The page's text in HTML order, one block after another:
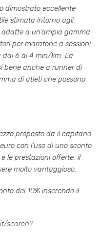
dimostrato eccellente
stimata intorno agli
a un’ampia gamma
per maratone a sessioni
dai 6 ai 4 min/km. La
bene anche a runner di
di atleti che possono
proposto da il capitano
con l’uso di uno sconto
le prestazioni offerte, il
molto vantaggioso.
del 10% inserendo il
search?